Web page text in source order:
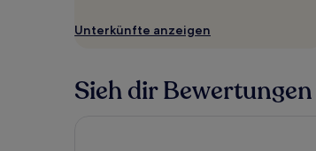
Unterkünfte anzeigen
Sieh dir